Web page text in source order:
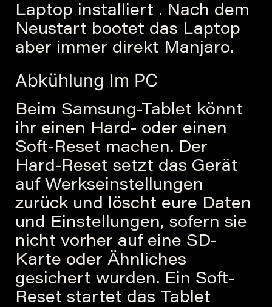
Laptop installiert . Nach dem
Neustart bootet das Laptop
aber immer direkt Manjaro.
Abkühlung Im PC
Beim Samsung-Tablet könnt
ihr einen Hard- oder einen
Soft-Reset machen. Der
Hard-Reset setzt das Gerät
auf Werkseinstellungen
zurück und löscht eure Daten
und Einstellungen, sofern sie
nicht vorher auf eine SD-
Karte oder Ähnliches
gesichert wurden. Ein Soft-
Reset startet das Tablet